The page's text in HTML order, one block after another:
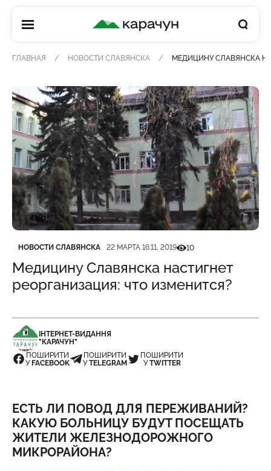
КАРАЧУН
ГЛАВНАЯ НОВОСТИ СЛАВЯНСКА МЕДИЦИНУ СЛАВЯНСКА
Категория
НОВОСТИ СЛАВЯНСКА
Дата публикации 22 МАРТА 16:11, 2019Кількість переглядів
10
Медицину Славянска настигнет
реорганизация: что изменится?
ІНТЕРНЕТ-ВИДАННЯ
"КАРАЧУН"
ПОШИРИТИ
У FACEBOOK
ПОШИРИТИ
УTELEGRAM
ПОШИРИТИ
УTWITTER
ЕСТЬ ЛИ ПОВОД ДЛЯ ПЕРЕЖИВАНИЙ?
КАКУЮ БОЛЬНИЦУ БУДУТ ПОСЕЩАТЬ
ЖИТЕЛИ ЖЕЛЕЗНОДОРОЖНОГО
МИКРОРАЙОНА?